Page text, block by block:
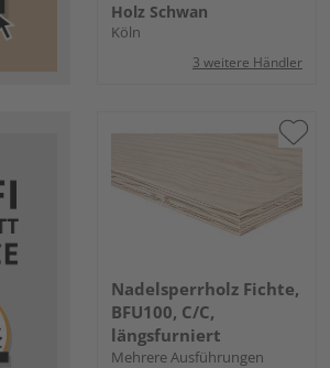
Holz Schwan
Köln
3 weitere Händler
Nadelsperrholz Fichte,
BFU100, C/C,
längsfurniert
Mehrere Ausführungen